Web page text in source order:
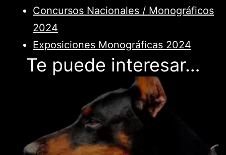
Concursos Nacionales / Monográficos
2024
Exposiciones Monográficas 2024
Te puede interesar…